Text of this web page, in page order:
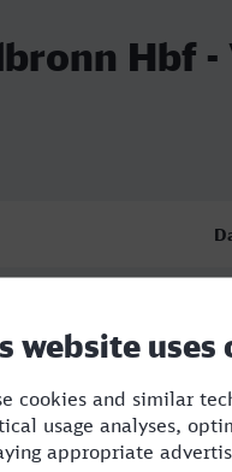
Hbf -
Nuova